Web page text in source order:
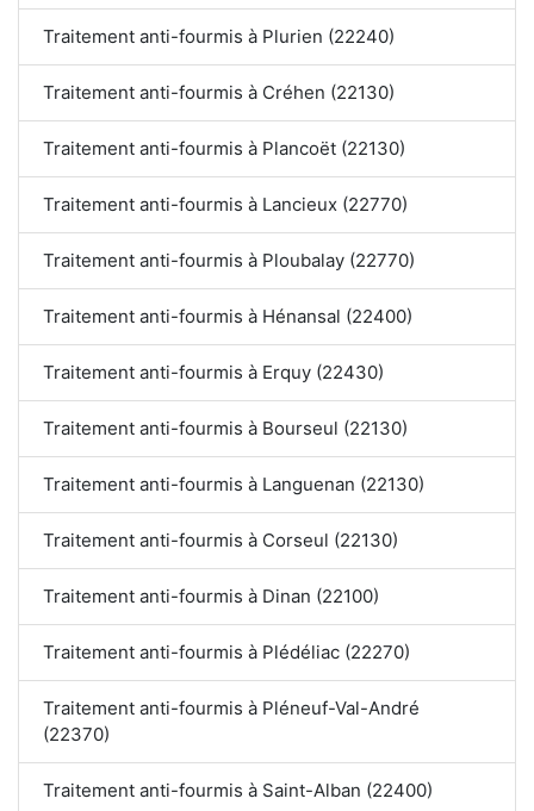
Traitement anti-fourmis à Plurien (22240)
Traitement anti-fourmis à Créhen (22130)
Traitement anti-fourmis à Plancoët (22130)
Traitement anti-fourmis à Lancieux (22770)
Traitement anti-fourmis à Ploubalay (22770)
Traitement anti-fourmis à Hénansal (22400)
Traitement anti-fourmis à Erquy (22430)
Traitement anti-fourmis à Bourseul (22130)
Traitement anti-fourmis à Languenan (22130)
Traitement anti-fourmis à Corseul (22130)
Traitement anti-fourmis à Dinan (22100)
Traitement anti-fourmis à Plédéliac (22270)
Traitement anti-fourmis à Pléneuf-Val-André
(22370)
Traitement anti-fourmis à Saint-Alban (22400)